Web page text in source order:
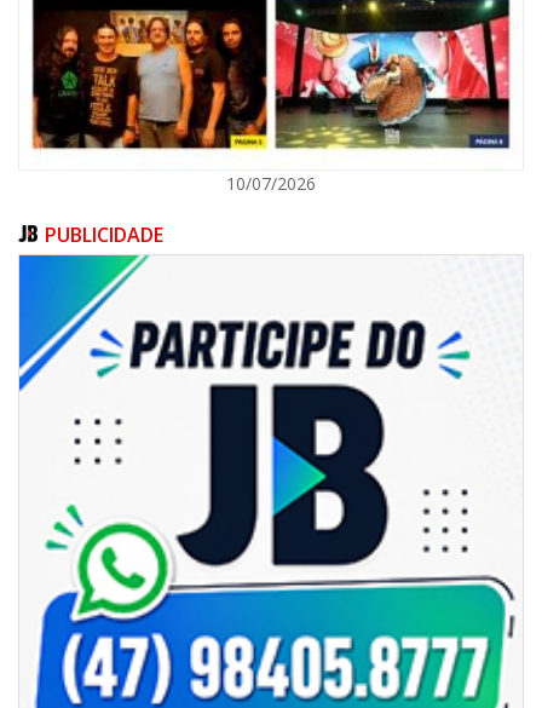
Audiência pública debate Programa Municipal de Habitação de Interesse
Social em Itajaí
ITAJAÍ
06/08/2026 | 10:04
Ação oferece testes rápidos para HIV, sífilis e hepatites nesta quinta (6) e
sexta-feira (7)
10/07/2026
PUBLICIDADE